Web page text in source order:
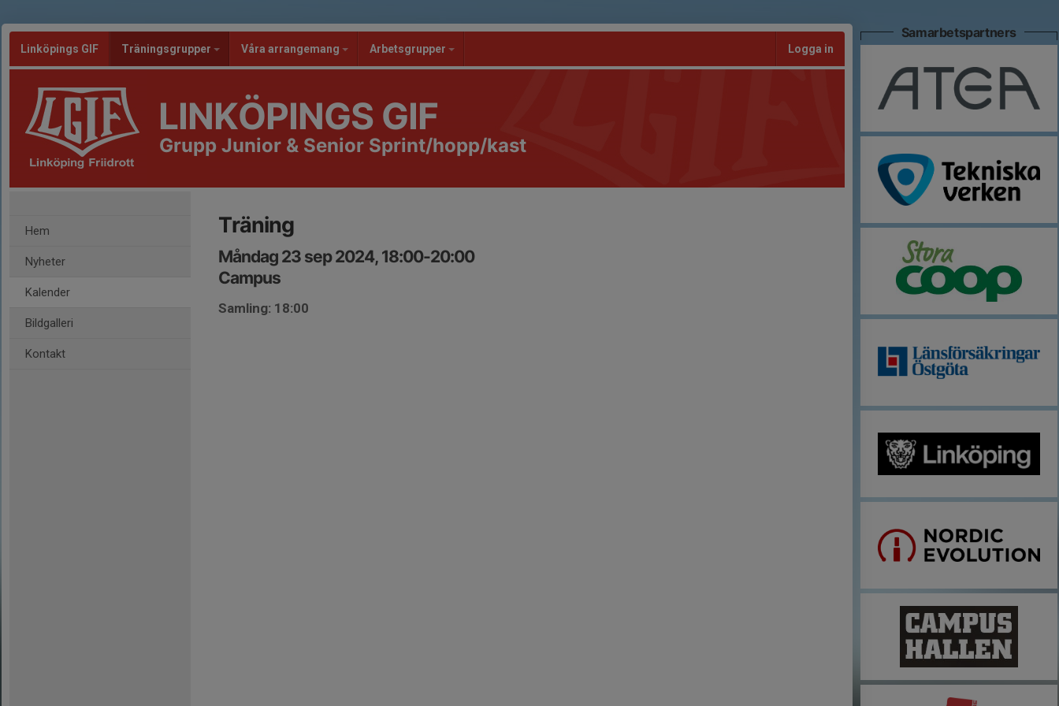
Linköpings GIF Träningsgrupper Våra arrangemang Arbetsgrupper Logga in
LINKÖPINGS GIF
Grupp Junior & Senior Sprint/hopp/kast
Hem
Nyheter
Kalender
Bildgalleri
Kontakt
Träning
Måndag 23 sep 2024, 18:00-20:00
Campus
Samling: 18:00
Samarbetspartners